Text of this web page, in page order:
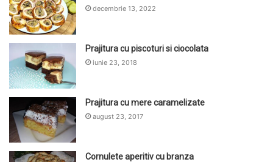
decembrie 13, 2022
Prajitura cu piscoturi si ciocolata
iunie 23, 2018
Prajitura cu mere caramelizate
august 23, 2017
Cornulete aperitiv cu branza